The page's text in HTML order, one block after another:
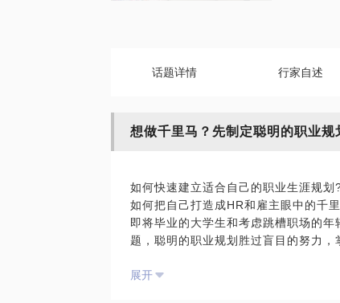
话题详情 行家自述
想做千里马？先制定聪明的职业规
如何快速建立适合自己的职业生涯规划
如何把自己打造成HR和雇主眼中的千
即将毕业的大学生和考虑跳槽职场的
题，聪明的职业规划胜过盲目的努力
业变换，有航空母舰般的巨型公司，
展开